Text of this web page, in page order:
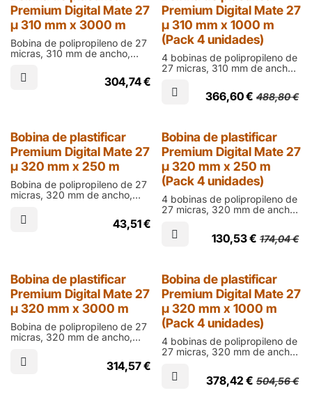
Premium Digital Mate 27
µ 310 mm x 3000 m
Bobina de polipropileno de 27
micras, 310 mm de ancho,
mm en acabado mate para
laminar documentos impresos
304,74€
Premium Digital Mate 27
µ 310 mm x 1000 m
(Pack 4 unidades)
4 bobinas de polipropileno de
27 micras, 310 mm de ancho,
mm en acabado mate para
laminar documentos impresos
366,60€ 488,80€
Bobina de plastificar
Premium Digital Mate 27
µ 320 mm x 250 m
Bobina de polipropileno de 27
micras, 320 mm de ancho,
mm en acabado mate para
laminar documentos impresos
43,51€
25% Dto.
Bobina de plastificar
Premium Digital Mate 27
µ 320 mm x 250 m
(Pack 4 unidades)
4 bobinas de polipropileno de
27 micras, 320 mm de ancho,
mm en acabado mate para
laminar documentos impresos
130,53€ 174,04€
Bobina de plastificar
Premium Digital Mate 27
µ 320 mm x 3000 m
Bobina de polipropileno de 27
micras, 320 mm de ancho,
mm en acabado mate para
laminar documentos impresos
314,57€
25% Dto.
Bobina de plastificar
Premium Digital Mate 27
µ 320 mm x 1000 m
(Pack 4 unidades)
4 bobinas de polipropileno de
27 micras, 320 mm de ancho,
mm en acabado mate para
laminar documentos impresos
378,42 € 504,56€